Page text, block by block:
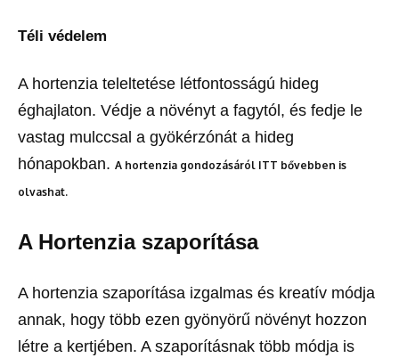
Téli védelem
A hortenzia teleltetése létfontosságú hideg
éghajlaton. Védje a növényt a fagytól, és fedje le
vastag mulccsal a gyökérzónát a hideg
hónapokban. A hortenzia gondozásáról ITT bővebben is
olvashat.
A Hortenzia szaporítása
A hortenzia szaporítása izgalmas és kreatív módja
annak, hogy több ezen gyönyörű növényt hozzon
létre a kertjében. A szaporításnak több módja is